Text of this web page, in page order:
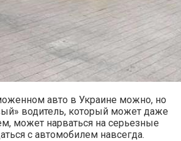
авто в Украине можно, но
водитель, который может даже
может нарваться на серьезные
с автомобилем навсегда.